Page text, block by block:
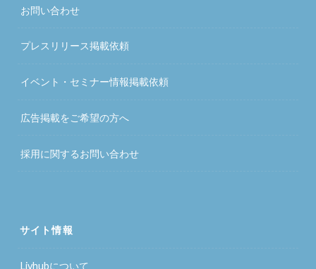
お問い合わせ
プレスリリース掲載依頼
イベント・セミナー情報掲載依頼
広告掲載をご希望の方へ
採用に関するお問い合わせ
サイト情報
Livhubについて